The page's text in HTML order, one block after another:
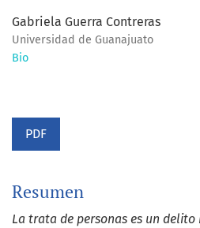
Gabriela Guerra Contreras
Universidad de Guanajuato
Bio
PDF
Resumen
La trata de personas es un